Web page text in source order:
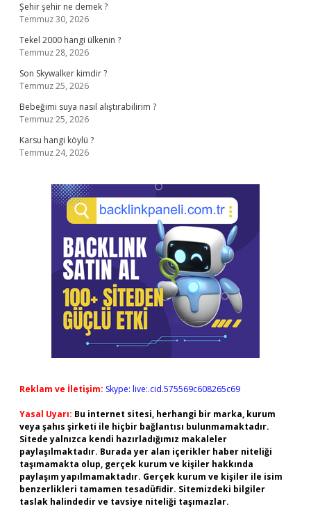
Şehir şehir ne demek ?
Temmuz 30, 2026
Tekel 2000 hangi ülkenin ?
Temmuz 28, 2026
Son Skywalker kimdir ?
Temmuz 25, 2026
Bebeğimi suya nasıl alıştırabilirim ?
Temmuz 25, 2026
Karsu hangi köylü ?
Temmuz 24, 2026
Reklam ve İletişim: Skype: live:.cid.575569c608265c69
Yasal Uyarı: Bu internet sitesi, herhangi bir marka, kurum
veya şahıs şirketi ile hiçbir bağlantısı bulunmamaktadır.
Sitede yalnızca kendi hazırladığımız makaleler
paylaşılmaktadır. Burada yer alan içerikler haber niteliği
taşımamakta olup, gerçek kurum ve kişiler hakkında
paylaşım yapılmamaktadır. Gerçek kurum ve kişiler ile isim
benzerlikleri tamamen tesadüfidir. Sitemizdeki bilgiler
taslak halindedir ve tavsiye niteliği taşımazlar.